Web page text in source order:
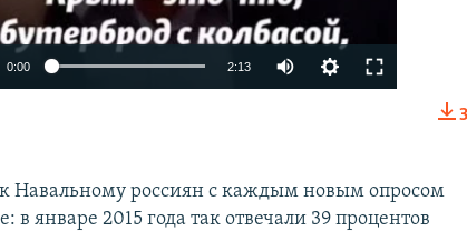
0:00 2:13
720p
Навальному россиян с каждым новым опросом
в январе 2015 года так отвечали 39 процентов